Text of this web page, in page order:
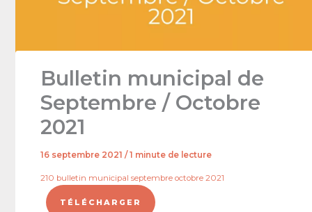
Bulletin municipal de
Septembre / Octobre
2021
16 septembre 2021/1 minute de lecture
210 bulletin municipal septembre octobre 2021
TÉLÉCHARGER